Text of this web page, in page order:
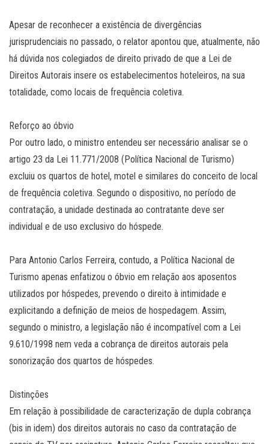
Apesar de reconhecer a existência de divergências
jurisprudenciais no passado, o relator apontou que, atualmente, não
há dúvida nos colegiados de direito privado de que a Lei de
Direitos Autorais insere os estabelecimentos hoteleiros, na sua
totalidade, como locais de frequência coletiva.
Reforço ao óbv​​​​io
Por outro lado, o ministro entendeu ser necessário analisar se o
artigo 23 da Lei 11.771/2008 (Política Nacional de Turismo)
excluiu os quartos de hotel, motel e similares do conceito de local
de frequência coletiva. Segundo o dispositivo, no período de
contratação, a unidade destinada ao contratante deve ser
individual e de uso exclusivo do hóspede.
Para Antonio Carlos Ferreira, contudo, a Política Nacional de
Turismo apenas enfatizou o óbvio em relação aos aposentos
utilizados por hóspedes, prevendo o direito à intimidade e
explicitando a definição de meios de hospedagem. Assim,
segundo o ministro, a legislação não é incompatível com a Lei
9.610/1998 nem veda a cobrança de direitos autorais pela
sonorização dos quartos de hóspedes.
Distinçõ​es
Em relação à possibilidade de caracterização de dupla cobrança
(bis in idem) dos direitos autorais no caso da contratação de